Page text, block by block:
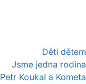
Děti dětem
Jsme jedna rodina
Petr Koukal a Kometa